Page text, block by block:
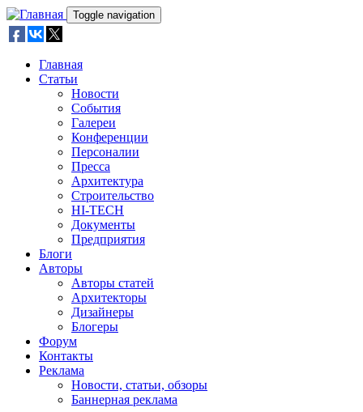
Toggle navigation
Главная
Статьи
Новости
События
Галереи
Конференции
Персоналии
Пресса
Архитектура
Строительство
HI-TECH
Документы
Предприятия
Блоги
Авторы
Авторы статей
Архитекторы
Дизайнеры
Блогеры
Форум
Контакты
Реклама
Новости, статьи, обзоры
Баннерная реклама